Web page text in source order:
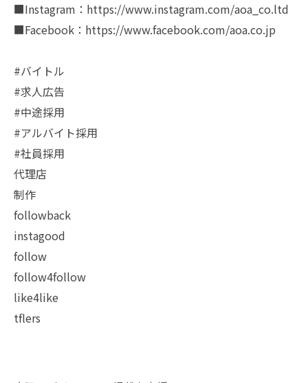
■Instagram：https://www.instagram.com/aoa_co.ltd
■Facebook：https://www.facebook.com/aoa.co.jp
#バイトル
#求人広告
#中途採用
#アルバイト採用
#社員採用
代理店
制作
followback
instagood
follow
follow4follow
like4like
tflers